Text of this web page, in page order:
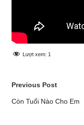
Lượt xem: 1
Post
navigation
Previous Post
Còn Tuổi Nào Cho Em